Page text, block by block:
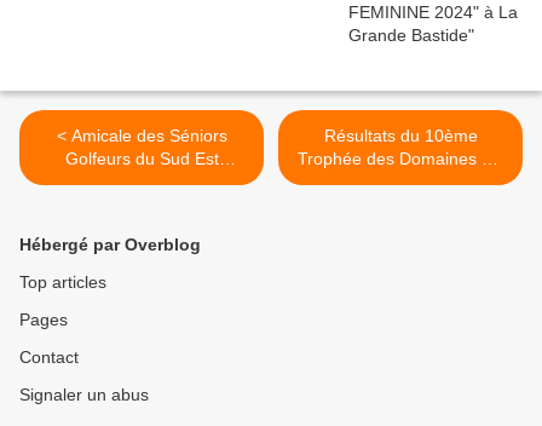
< Amicale des Séniors
Golfeurs du Sud Est
(ASGSE) : TROPHEE
Résultats du 10ème
Trophée des Domaines Ott
>
Hébergé par Overblog
Top articles
Pages
Contact
Signaler un abus